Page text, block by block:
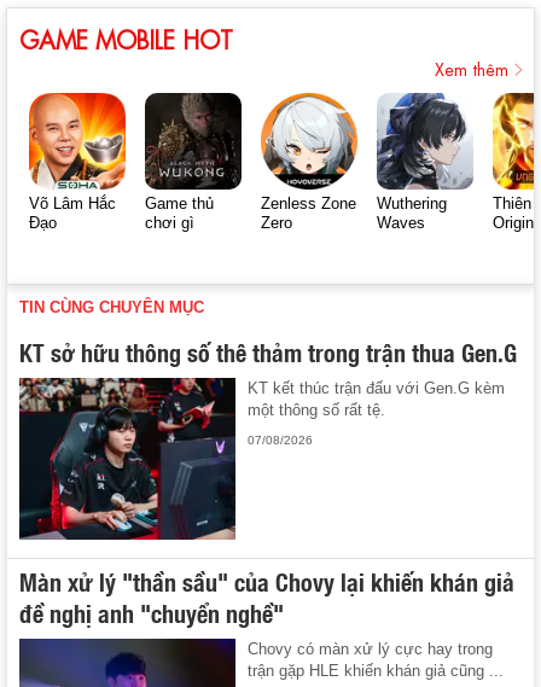
GAME MOBILE HOT
Xem thêm
Võ Lâm Hắc
Đạo
Game thủ
chơi gì
Zenless Zone
Zero
Wuthering
Waves
Thiên
Origin
TIN CÙNG CHUYÊN MỤC
KT sở hữu thông số thê thảm trong trận thua Gen.G
KT kết thúc trận đấu với Gen.G kèm
một thông số rất tệ.
07/08/2026
Màn xử lý "thần sầu" của Chovy lại khiến khán giả
đề nghị anh "chuyển nghề"
Chovy có màn xử lý cực hay trong
trận gặp HLE khiến khán giả cũng ...